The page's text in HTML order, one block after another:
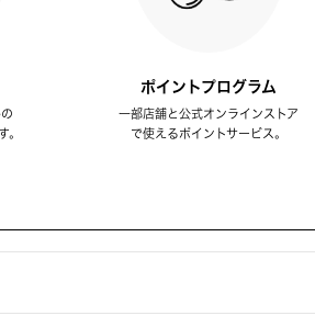
ポイントプログラム
一部店舗と公式オンラインストア
で使えるポイントサービス。